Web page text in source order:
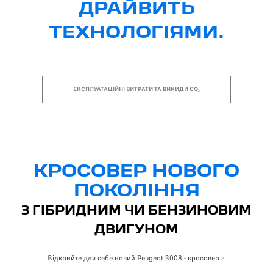
ДРАЙВИТЬ
ТЕХНОЛОГІЯМИ.
ЕКСПЛУАТАЦІЙНІ ВИТРАТИ ТА ВИКИДИ CO₂
КРОСОВЕР НОВОГО
ПОКОЛІННЯ
З ГІБРИДНИМ ЧИ БЕНЗИНОВИМ
ДВИГУНОМ
Відкрийте для себе новий Peugeot 3008 - кросовер з